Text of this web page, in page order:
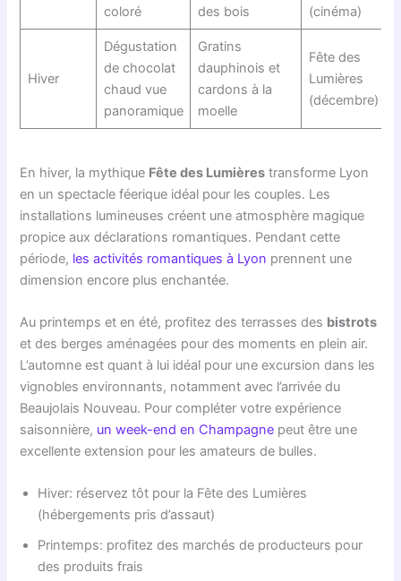
coloré
des bois
(cinéma)
Hiver
Dégustation
de chocolat
chaud vue
panoramique
Gratins
dauphinois et
cardons à la
moelle
Fête des
Lumières
(décembre)
En hiver, la mythique Fête des Lumières transforme Lyon
en un spectacle féerique idéal pour les couples. Les
installations lumineuses créent une atmosphère magique
propice aux déclarations romantiques. Pendant cette
période, les activités romantiques à Lyon prennent une
dimension encore plus enchantée.
Au printemps et en été, profitez des terrasses des bistrots
et des berges aménagées pour des moments en plein air.
L’automne est quant à lui idéal pour une excursion dans les
vignobles environnants, notamment avec l’arrivée du
Beaujolais Nouveau. Pour compléter votre expérience
saisonnière, un week-end en Champagne peut être une
excellente extension pour les amateurs de bulles.
Hiver: réservez tôt pour la Fête des Lumières
(hébergements pris d’assaut)
Printemps: profitez des marchés de producteurs pour
des produits frais